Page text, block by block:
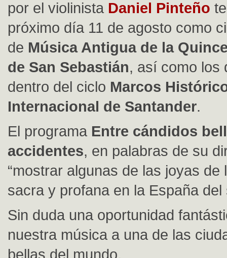
por el violinista Daniel Pinteño
próximo día 11 de agosto como
de Música Antigua de la
de San Sebastián, así como los
dentro del ciclo Marcos
Internacional de Santander.
El programa Entre cándidos
accidentes, en palabras de su
“mostrar algunas de las joyas de
sacra y profana en la España del
Sin duda una oportunidad
nuestra música a una de las
bellas del mundo.